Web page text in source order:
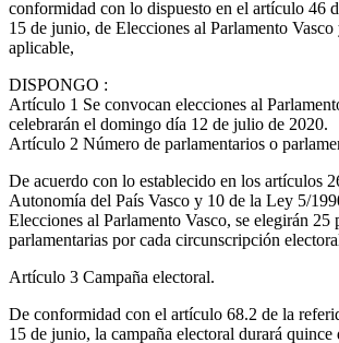
conformidad con lo dispuesto en el artículo 46
15 de junio, de Elecciones al Parlamento
aplicable,
DISPONGO :
Artículo 1 Se convocan elecciones al
celebrarán el domingo día 12 de julio de 2020.
Artículo 2 Número de parlamentarios o
De acuerdo con lo establecido en los artículos
Autonomía del País Vasco y 10 de la Ley 5/
Elecciones al Parlamento Vasco, se elegirán 25
parlamentarias por cada circunscripción
Artículo 3 Campaña electoral.
De conformidad con el artículo 68.2 de la
15 de junio, la campaña electoral durará quince